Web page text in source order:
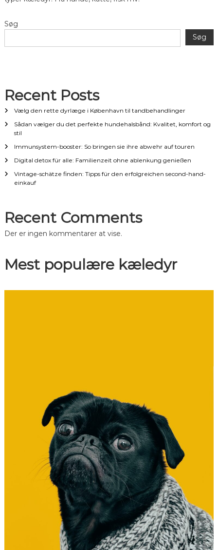
n
i
g
a
t
o
n
Søg
Søg
Recent Posts
Vælg den rette dyrlæge i København til tandbehandlinger
Sådan vælger du det perfekte hundehalsbånd: Kvalitet, komfort og
stil
Immunsystem-booster: So bringen sie ihre abwehr auf touren
Digital detox für alle: Familienzeit ohne ablenkung genießen
Vintage-schätze finden: Tipps für den erfolgreichen second-hand-
einkauf
Recent Comments
Der er ingen kommentarer at vise.
Mest populære kæledyr